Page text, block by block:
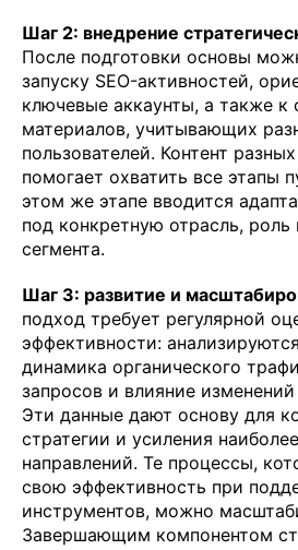
Шаг 2: внедрение
После подготовки основы
запуску SEO-активностей,
ключевые аккаунты, а также к
материалов, учитывающих
пользователей. Контент
помогает охватить все этапы
этом же этапе вводится
под конкретную отрасль, роль
сегмента.
Шаг 3: развитие и
подход требует регулярной
эффективности:
динамика органического
запросов и влияние
Эти данные дают основу для
стратегии и усиления
направлений. Те процессы,
свою эффективность при
инструментов, можно
Завершающим компонентом